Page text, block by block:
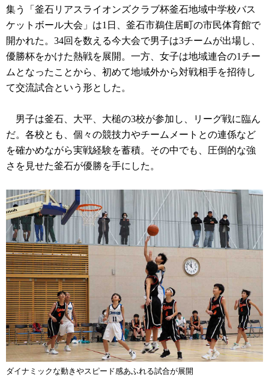
集う「釜石リアスライオンズクラブ杯釜石地域中学校バス
ケットボール大会」は1日、釜石市鵜住居町の市民体育館で
開かれた。34回を数える今大会で男子は3チームが出場し、
優勝杯をかけた熱戦を展開。一方、女子は地域連合の1チー
ムとなったことから、初めて地域外から対戦相手を招待し
て交流試合という形とした。
男子は釜石、大平、大槌の3校が参加し、リーグ戦に臨ん
だ。各校とも、個々の競技力やチームメートとの連係など
を確かめながら実戦経験を蓄積。その中でも、圧倒的な強
さを見せた釜石が優勝を手にした。
ダイナミックな動きやスピード感あふれる試合が展開